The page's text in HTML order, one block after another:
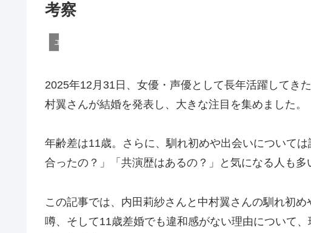
考察
エンターテイメント
2025年12月31日、女優・声優として長年活躍してき
村翼さんが結婚を発表し、大きな注目を集めました。
年齢差は11歳。さらに、馴れ初めや出会いについて
合ったの？」「共演歴はあるの？」と気になる人も多
この記事では、内田莉紗さんと中村翼さんの馴れ初
噂、そして11歳差婚でも違和感がない理由について